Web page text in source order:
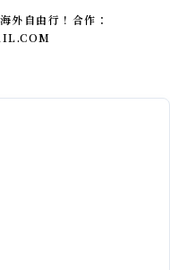
外自由行！合作：